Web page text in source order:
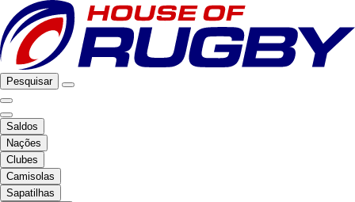
Pesquisar
Saldos
Nações
Clubes
Camisolas
Sapatilhas